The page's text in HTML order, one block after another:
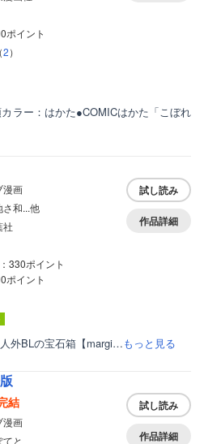
ポイント
（2）
ラー：はかた●COMICはかた「こぼれ
漫画
和...他
社
330ポイント
ポイント
試し読み
作品詳細
外BLの宝石箱【margi…もっと見る
結
漫画
と
試し読み
作品詳細